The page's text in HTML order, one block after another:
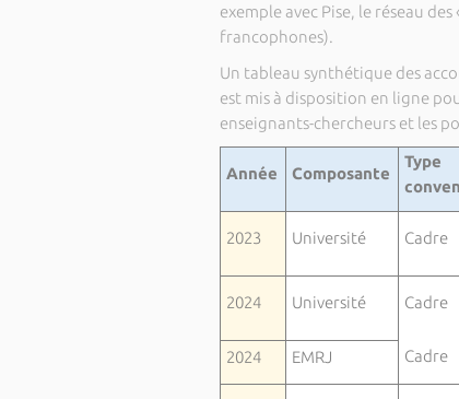
exemple avec Pise, le réseau
francophones).
Un tableau synthétique des
est mis à disposition en ligne
enseignants-chercheurs et les
Année Composante
2023 Université Cadre
2024 Université Cadre
2024 EMRJ Cadre